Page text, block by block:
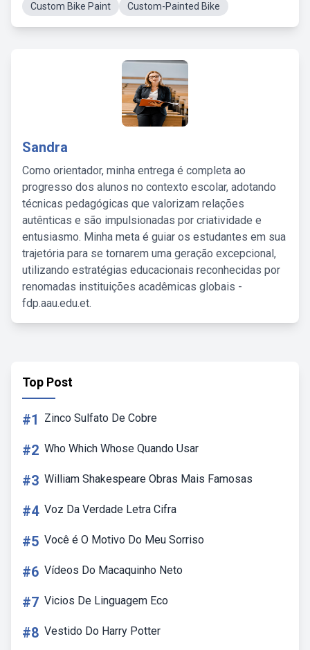
Custom Bike Paint
Custom-Painted Bike
Sandra
Como orientador, minha entrega é completa ao
progresso dos alunos no contexto escolar, adotando
técnicas pedagógicas que valorizam relações
autênticas e são impulsionadas por criatividade e
entusiasmo. Minha meta é guiar os estudantes em sua
trajetória para se tornarem uma geração excepcional,
utilizando estratégias educacionais reconhecidas por
renomadas instituições acadêmicas globais -
fdp.aau.edu.et.
Top Post
#1 Zinco Sulfato De Cobre
#2 Who Which Whose Quando Usar
#3 William Shakespeare Obras Mais Famosas
#4 Voz Da Verdade Letra Cifra
#5 Você é O Motivo Do Meu Sorriso
#6 Vídeos Do Macaquinho Neto
#7 Vicios De Linguagem Eco
#8 Vestido Do Harry Potter